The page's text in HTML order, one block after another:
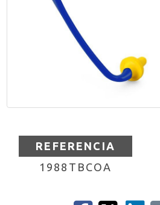
REFERENCIA
1988TBCOA